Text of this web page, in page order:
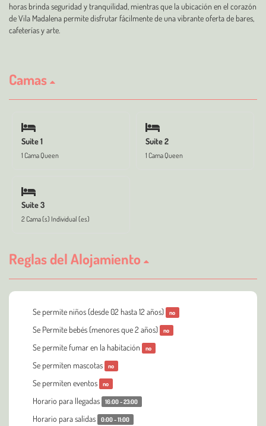
horas brinda seguridad y tranquilidad, mientras que la ubicación en el corazón
de Vila Madalena permite disfrutar fácilmente de una vibrante oferta de bares,
cafeterías y arte.
Camas
Suite 1
1 Cama Queen
Suite 2
1 Cama Queen
Suite 3
2 Cama (s) Individual (es)
Reglas del Alojamiento
Se permite niños (desde 02 hasta 12 años) no
Se Permite bebés (menores que 2 años) no
Se permite fumar en la habitación no
Se permiten mascotas no
Se permiten eventos no
Horario para llegadas 16:00 - 23:00
Horario para salidas 0:00 - 11:00